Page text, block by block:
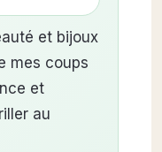
et bijoux
mes coups
et
au